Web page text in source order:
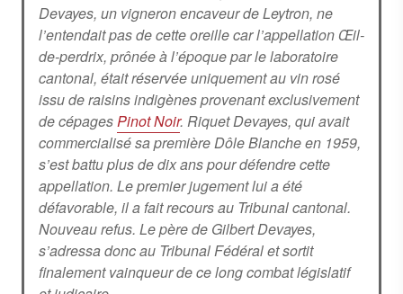
Devayes, un vigneron encaveur de Leytron, ne
l’entendait pas de cette oreille car l’appellation Œil-
de-perdrix, prônée à l’époque par le laboratoire
cantonal, était réservée uniquement au vin rosé
issu de raisins indigènes provenant exclusivement
de cépagesPinot Noir. Riquet Devayes, qui avait
commercialisé sa première Dôle Blanche en 1959,
s’est battu plus de dix ans pour défendre cette
appellation. Le premier jugement lui a été
défavorable, il a fait recours au Tribunal cantonal.
Nouveau refus. Le père de Gilbert Devayes,
s’adressa donc au Tribunal Fédéral et sortit
finalement vainqueur de ce long combat législatif